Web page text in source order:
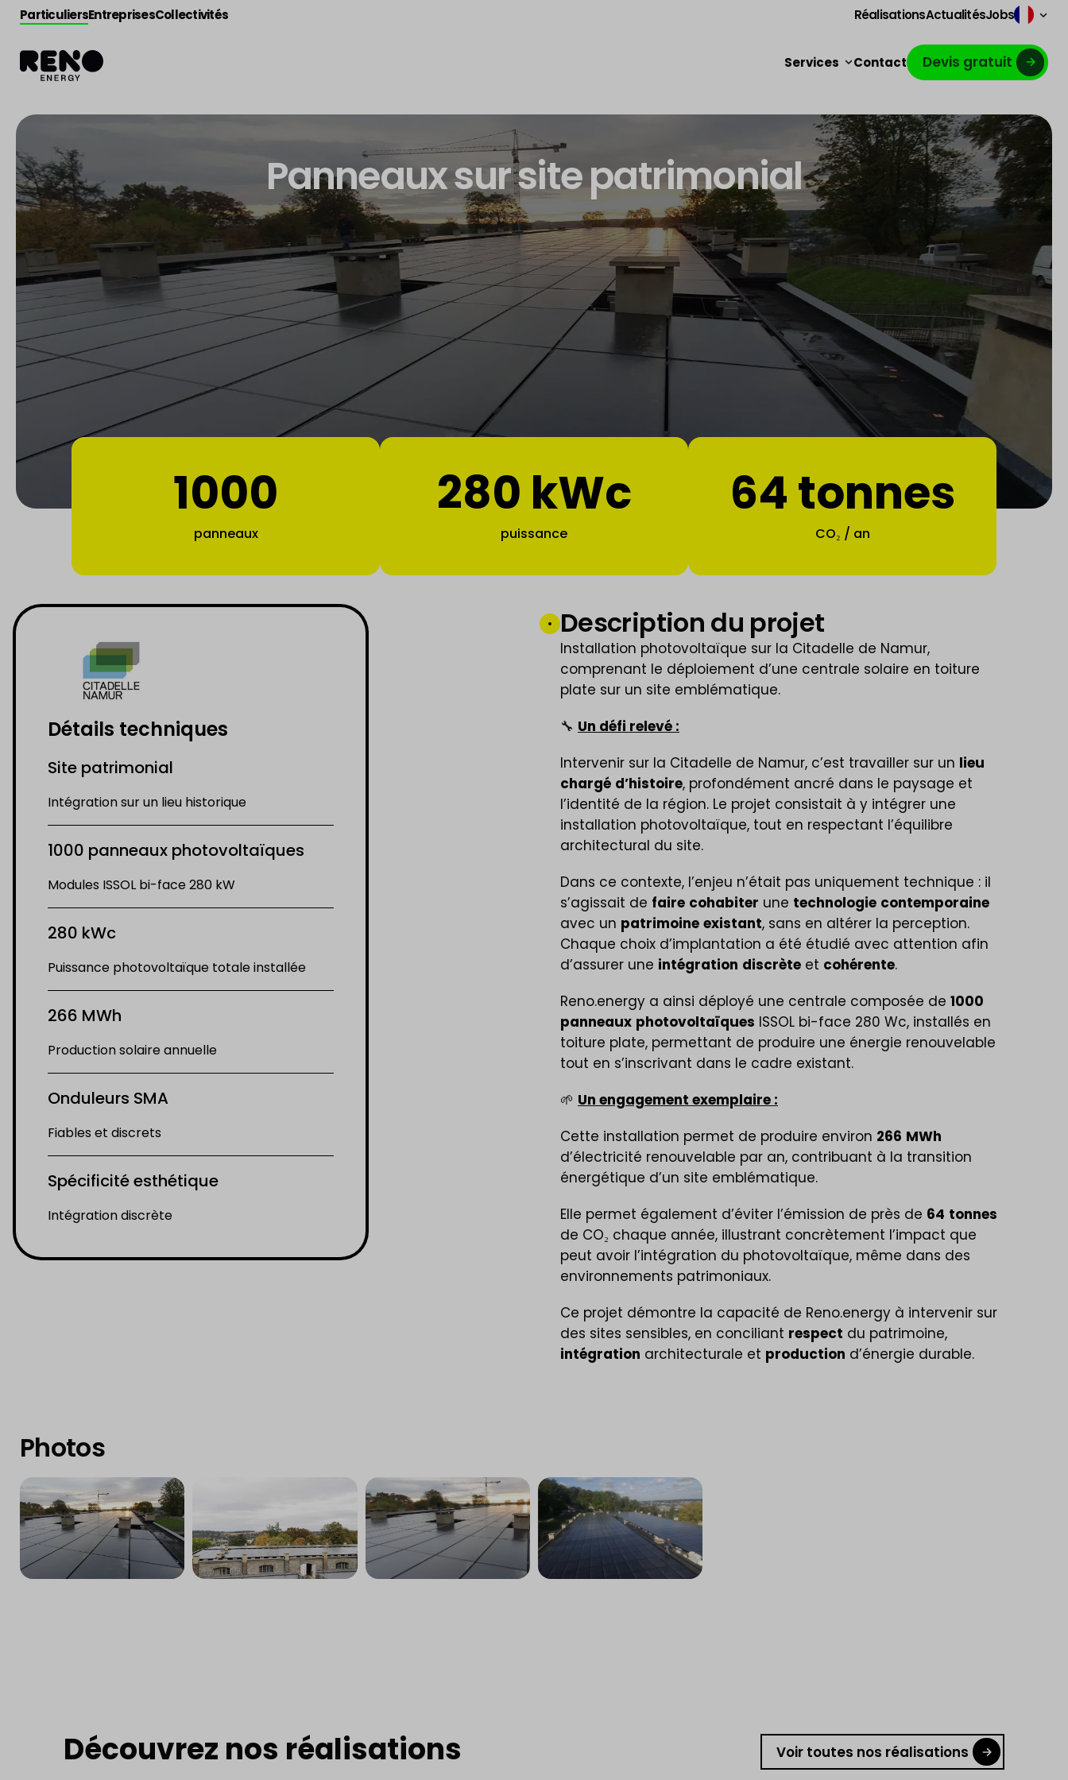
ParticuliersEntreprisesCollectivités RéalisationsActualitésJobs
Services Contact Devis gratuit
Panneaux sur site patrimonial
1000
panneaux
280 kWc
puissance
64 tonnes
CO₂ / an
Détails techniques
Site patrimonial
Intégration sur un lieu historique
1000 panneaux photovoltaïques
Modules ISSOL bi-face 280 kW
280 kWc
Puissance photovoltaïque totale installée
266 MWh
Production solaire annuelle
Onduleurs SMA
Fiables et discrets
Spécificité esthétique
Intégration discrète
Description du projet
Installation photovoltaïque sur la Citadelle de Namur,
comprenant le déploiement d’une centrale solaire en toiture
plate sur un site emblématique.
🔧 Un défi relevé :
Intervenir sur la Citadelle de Namur, c’est travailler sur un lieu
chargé d’histoire, profondément ancré dans le paysage et
l’identité de la région. Le projet consistait à y intégrer une
installation photovoltaïque, tout en respectant l’équilibre
architectural du site.
Dans ce contexte, l’enjeu n’était pas uniquement technique : il
s’agissait de faire cohabiter une technologie contemporaine
avec un patrimoine existant, sans en altérer la perception.
Chaque choix d’implantation a été étudié avec attention afin
d’assurer une intégration discrète et cohérente.
Reno.energy a ainsi déployé une centrale composée de 1000
panneaux photovoltaïques ISSOL bi-face 280 Wc, installés en
toiture plate, permettant de produire une énergie renouvelable
tout en s’inscrivant dans le cadre existant.
🌱 Un engagement exemplaire :
Cette installation permet de produire environ 266 MWh
d’électricité renouvelable par an, contribuant à la transition
énergétique d’un site emblématique.
Elle permet également d’éviter l’émission de près de 64 tonnes
de CO₂ chaque année, illustrant concrètement l’impact que
peut avoir l’intégration du photovoltaïque, même dans des
environnements patrimoniaux.
Ce projet démontre la capacité de Reno.energy à intervenir sur
des sites sensibles, en conciliant respect du patrimoine,
intégration architecturale et production d’énergie durable.
Photos
Découvrez nos réalisations Voir toutes nos réalisations